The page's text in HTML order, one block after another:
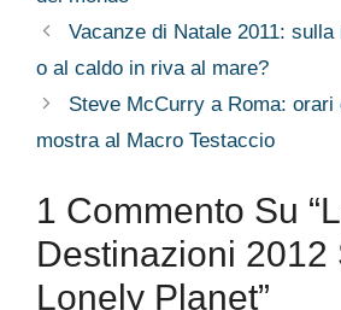
Vacanze di Natale 2011:
o al caldo in riva al mare?
Steve McCurry a Roma: orari
mostra al Macro Testaccio
1 Commento Su
Destinazioni 2012
Lonely Planet”